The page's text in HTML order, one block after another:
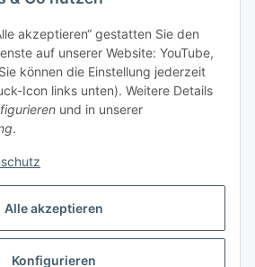
Alle akzeptieren
Konfigurieren
akzeptieren“ gestatten Sie den
auf unserer Website: YouTube,
können die Einstellung jederzeit
Icon links unten). Weitere Details
und in unserer
.
widerrufen